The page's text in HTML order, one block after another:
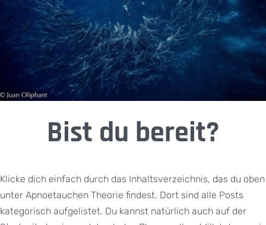
Bist du bereit?
Klicke dich einfach durch das Inhaltsverzeichnis, das du oben
unter Apnoetauchen Theorie findest. Dort sind alle Posts
kategorisch aufgelistet. Du kannst natürlich auch auf der